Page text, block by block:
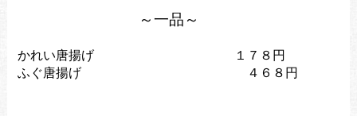
～一品～
かれい唐揚げ １７８円
ふぐ唐揚げ ４６８円